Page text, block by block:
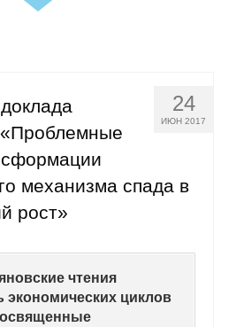
семинар
семинар
24
ИЮН 2017
механизма спада в
рост»
чтения
экономических циклов